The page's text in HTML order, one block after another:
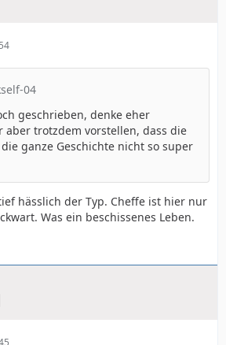
04
geschrieben, denke eher
aber trotzdem vorstellen, dass die
ganze Geschichte nicht so super
hässlich der Typ. Cheffe ist hier nur
Was ein beschissenes Leben.